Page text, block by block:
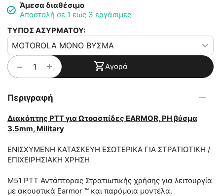
Άμεσα διαθέσιμο
Αποστολή σε 1 εως 3 εργάσιμες
ΤΥΠΟΣ ΑΣΥΡΜΑΤΟΥ:
+
− Αγορά
Περιγραφή
Διακόπτης PTT για Ωτοασπίδες EARMOR, PH βύσμα
3.5mm, Military
ΕΝΙΣΧΥΜΕΝΗ ΚΑΤΑΣΚΕΥΗ ΕΣΩΤΕΡΙΚΑ ΓΙΑ ΣΤΡΑΤΙΩΤΙΚΗ /
ΕΠΙΧΕΙΡΗΣΙΑΚΗ ΧΡΗΣΗ
M51 PTT Αντάπτορας Στρατιωτικής χρήσης για λειτουργία
με ακουστικά Earmor ™ και παρόμοια μοντέλα.